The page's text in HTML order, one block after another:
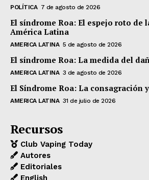
POLÍTICA 7 de agosto de 2026
El síndrome Roa: El espejo roto de
América Latina
AMERICA LATINA 5 de agosto de 2026
El síndrome Roa: La medida del
AMERICA LATINA 3 de agosto de 2026
El Síndrome Roa: La consagración
AMERICA LATINA 31 de julio de 2026
Recursos
Club Vaping Today
Autores
Editoriales
English